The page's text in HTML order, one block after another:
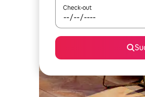
Check-out